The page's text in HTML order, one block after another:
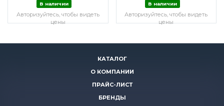
В наличии
Авторизуйтесь, чтобы видеть
цены
В наличии
Авторизуйтесь, чтобы видеть
цены
КАТАЛОГ
О КОМПАНИИ
ПРАЙС-ЛИСТ
БРЕНДЫ